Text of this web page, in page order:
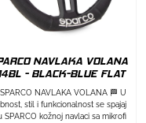
NAVLAKA VOLANA
- BLACK-BLUE FLAT
NAVLAKA VOLANA 🏁 U
stil i funkcionalnost se spajaj
SPARCO kožnoj navlaci sa mikrofi